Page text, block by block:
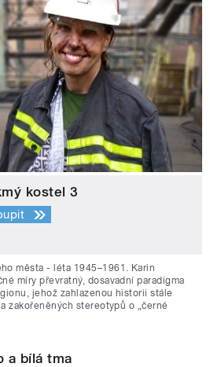
kostel 3
města - léta 1945–1961. Karin
míry převratný, dosavadní paradigma
jehož zahlazenou historii stále
zakořeněných stereotypů o „černé
a bílá tma